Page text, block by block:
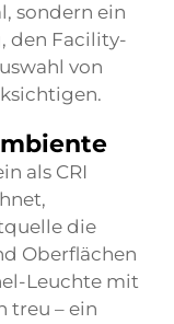
sondern ein
den Facility-
von
als CRI
die
Oberflächen
Leuchte mit
treu – ein